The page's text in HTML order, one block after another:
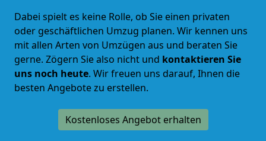
Dabei spielt es keine Rolle, ob Sie einen privaten
oder geschäftlichen Umzug planen. Wir kennen uns
mit allen Arten von Umzügen aus und beraten Sie
gerne. Zögern Sie also nicht und kontaktieren Sie
uns noch heute. Wir freuen uns darauf, Ihnen die
besten Angebote zu erstellen.
Kostenloses Angebot erhalten